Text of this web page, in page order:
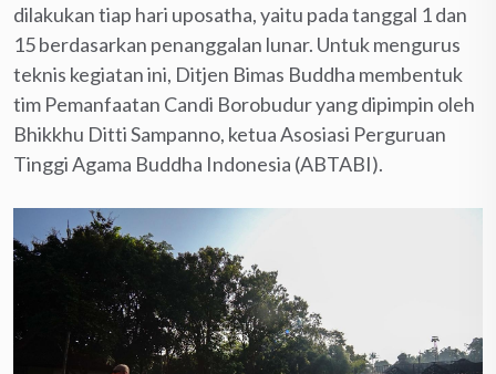
dilakukan tiap hari uposatha, yaitu pada tanggal 1 dan
15 berdasarkan penanggalan lunar. Untuk mengurus
teknis kegiatan ini, Ditjen Bimas Buddha membentuk
tim Pemanfaatan Candi Borobudur yang dipimpin oleh
Bhikkhu Ditti Sampanno, ketua Asosiasi Perguruan
Tinggi Agama Buddha Indonesia (ABTABI).